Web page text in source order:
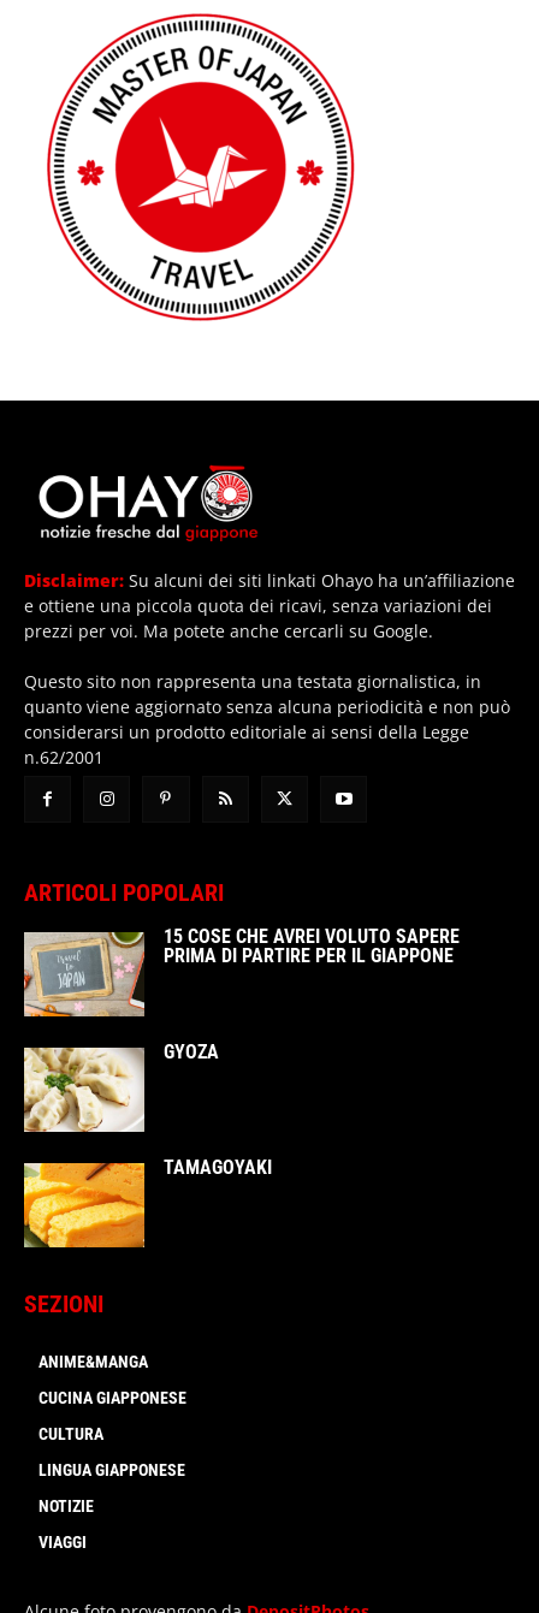
Disclaimer: Su alcuni dei siti linkati Ohayo ha un’affiliazione
e ottiene una piccola quota dei ricavi, senza variazioni dei
prezzi per voi. Ma potete anche cercarli su Google.
Questo sito non rappresenta una testata giornalistica, in
quanto viene aggiornato senza alcuna periodicità e non può
considerarsi un prodotto editoriale ai sensi della Legge
n.62/2001
ARTICOLI POPOLARI
15 COSE CHE AVREI VOLUTO SAPERE
PRIMA DI PARTIRE PER IL GIAPPONE
GYOZA
TAMAGOYAKI
SEZIONI
ANIME&MANGA
CUCINA GIAPPONESE
CULTURA
LINGUA GIAPPONESE
NOTIZIE
VIAGGI